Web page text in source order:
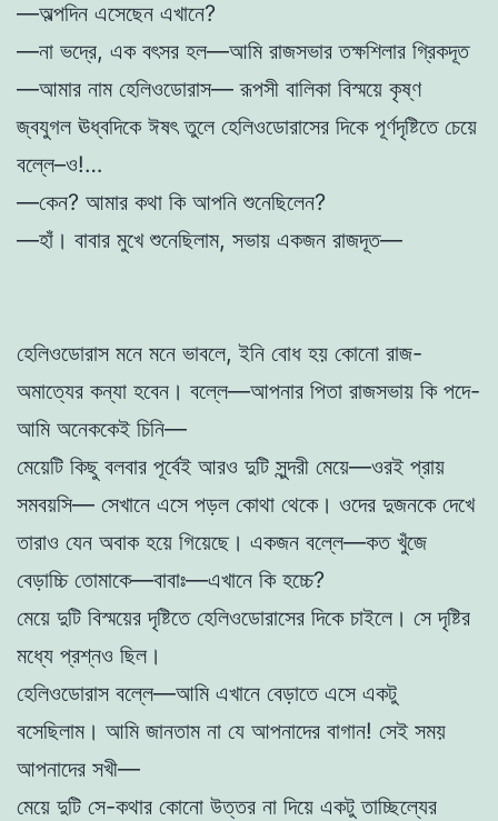
—অল্পদিন এসেছেন এখানে?
—না ভদ্রে, এক বৎসর হল—আমি রাজসভার তক্ষশিলার গ্রিকদূত
—আমার নাম হেলিওডোরাস— রূপসী বালিকা বিস্ময়ে কৃষ্ণ
জ্বযুগল ঊধ্বদিকে ঈষৎ তুলে হেলিওডোরাসের দিকে পূর্ণদৃষ্টিতে চেয়ে
বল্লে–ও!…
—কেন? আমার কথা কি আপনি শুনেছিলেন?
—হাঁ। বাবার মুখে শুনেছিলাম, সভায় একজন রাজদূত—
হেলিওডোরাস মনে মনে ভাবলে, ইনি বোধ হয় কোনো রাজ-
অমাত্যের কন্যা হবেন। বল্লে—আপনার পিতা রাজসভায় কি পদে-
আমি অনেককেই চিনি—
মেয়েটি কিছু বলবার পূর্বেই আরও দুটি সুন্দরী মেয়ে—ওরই প্রায়
সমবয়সি— সেখানে এসে পড়ল কোথা থেকে। ওদের দুজনকে দেখে
তারাও যেন অবাক হয়ে গিয়েছে। একজন বল্লে—কত খুঁজে
বেড়াচ্চি তোমাকে—বাবাঃ—এখানে কি হচ্চে?
মেয়ে দুটি বিস্ময়ের দৃষ্টিতে হেলিওডোরাসের দিকে চাইলে। সে দৃষ্টির
মধ্যে প্রশ্নও ছিল।
হেলিওডোরাস বল্লে—আমি এখানে বেড়াতে এসে একটু
বসেছিলাম। আমি জানতাম না যে আপনাদের বাগান! সেই সময়
আপনাদের সখী—
মেয়ে দুটি সে-কথার কোনো উত্তর না দিয়ে একটু তাচ্ছিল্যের